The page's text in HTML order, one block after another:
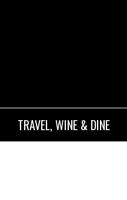
TRAVEL, WINE & DINE